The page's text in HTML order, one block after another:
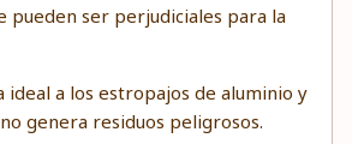
pueden ser perjudiciales para la
ideal a los estropajos de aluminio y
genera residuos peligrosos.